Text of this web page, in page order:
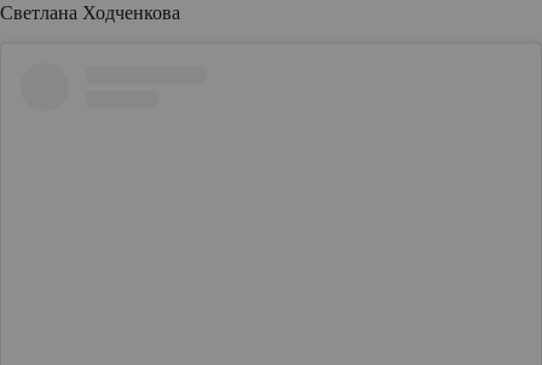
Светлана Ходченкова